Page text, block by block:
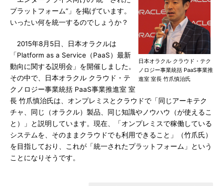
日本オラクル クラウド・テク
ノロジー事業統括 PaaS事業推
進室 室長 竹爪慎治氏
プラットフォーム”」を掲げています。
いったい何を統一するのでしょうか？
2015年8月5日、日本オラクルは
「Platform as a Service（PaaS）最新
動向に関する説明会」を開催しました。
その中で、日本オラクル クラウド・テ
クノロジー事業統括 PaaS事業推進室 室
長 竹爪慎治氏は、オンプレミスとクラウドで「同じアーキテク
チャ、同じ（オラクル）製品、同じ知識やノウハウ（が使えるこ
と）」と説明しています。現在、「オンプレミスで稼働している
システムを、そのままクラウドでも利用できること」（竹爪氏）
を目指しており、これが「統一されたプラットフォーム」という
ことになりそうです。